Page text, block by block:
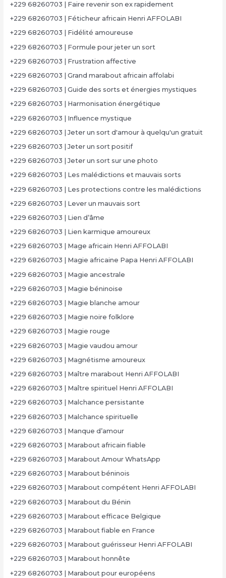
+229 68260703 | Faire revenir son ex rapidement
+229 68260703 | Féticheur africain Henri AFFOLABI
+229 68260703 | Fidélité amoureuse
+229 68260703 | Formule pour jeter un sort
+229 68260703 | Frustration affective
+229 68260703 | Grand marabout africain affolabi
+229 68260703 | Guide des sorts et énergies mystiques
+229 68260703 | Harmonisation énergétique
+229 68260703 | Influence mystique
+229 68260703 | Jeter un sort d'amour à quelqu'un gratuit
+229 68260703 | Jeter un sort positif
+229 68260703 | Jeter un sort sur une photo
+229 68260703 | Les malédictions et mauvais sorts
+229 68260703 | Les protections contre les malédictions
+229 68260703 | Lever un mauvais sort
+229 68260703 | Lien d’âme
+229 68260703 | Lien karmique amoureux
+229 68260703 | Mage africain Henri AFFOLABI
+229 68260703 | Magie africaine Papa Henri AFFOLABI
+229 68260703 | Magie ancestrale
+229 68260703 | Magie béninoise
+229 68260703 | Magie blanche amour
+229 68260703 | Magie noire folklore
+229 68260703 | Magie rouge
+229 68260703 | Magie vaudou amour
+229 68260703 | Magnétisme amoureux
+229 68260703 | Maître marabout Henri AFFOLABI
+229 68260703 | Maître spirituel Henri AFFOLABI
+229 68260703 | Malchance persistante
+229 68260703 | Malchance spirituelle
+229 68260703 | Manque d’amour
+229 68260703 | Marabout africain fiable
+229 68260703 | Marabout Amour WhatsApp
+229 68260703 | Marabout béninois
+229 68260703 | Marabout compétent Henri AFFOLABI
+229 68260703 | Marabout du Bénin
+229 68260703 | Marabout efficace Belgique
+229 68260703 | Marabout fiable en France
+229 68260703 | Marabout guérisseur Henri AFFOLABI
+229 68260703 | Marabout honnête
+229 68260703 | Marabout pour européens